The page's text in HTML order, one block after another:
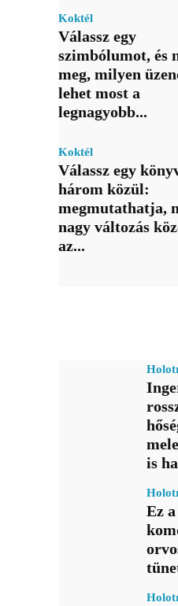
Koktél
Válassz egy
szimbólumot, és
meg, milyen
lehet most a
legnagyobb...
Koktél
Válassz egy
három közül:
megmutathatja,
nagy változás
az...
is
Ez